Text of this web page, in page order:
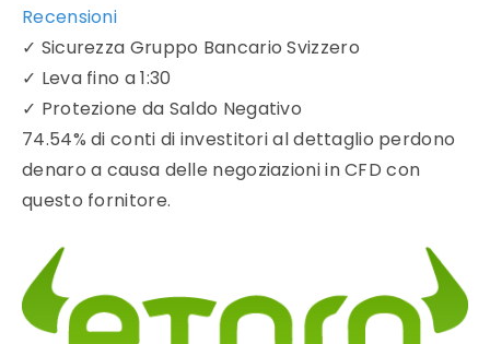
Recensioni
✓ Sicurezza Gruppo Bancario Svizzero
✓ Leva fino a 1:30
✓ Protezione da Saldo Negativo
74.54% di conti di investitori al dettaglio perdono
denaro a causa delle negoziazioni in CFD con
questo fornitore.